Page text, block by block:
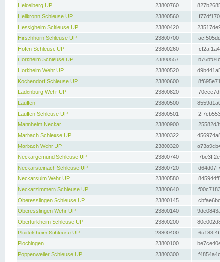
Heidelberg UP
23800760
Heilbronn Schleuse UP
23800560
Hessigheim Schleuse UP
23800420
Hirschhorn Schleuse UP
23800700
Hofen Schleuse UP
23800260
Horkheim Schleuse UP
23800557
Horkheim Wehr UP
23800520
Kochendorf Schleuse UP
23800600
Ladenburg Wehr UP
23800820
Lauffen
23800500
Lauffen Schleuse UP
23800501
Mannheim Neckar
23800900
Marbach Schleuse UP
23800322
Marbach Wehr UP
23800320
Neckargemünd Schleuse UP
23800740
Neckarsteinach Schleuse UP
23800720
Neckarsulm Wehr UP
23800580
Neckarzimmern Schleuse UP
23800640
Oberesslingen Schleuse UP
23800145
Oberesslingen Wehr UP
23800140
Obertürkheim Schleuse UP
23800200
Pleidelsheim Schleuse UP
23800400
Plochingen
23800100
Poppenweiler Schleuse UP
23800300